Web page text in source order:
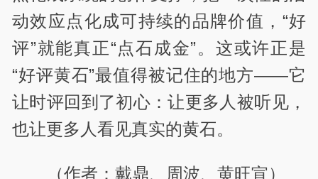
动效应点化成可持续的品牌价值，“好
评”就能真正“点石成金”。这或许正是
“好评黄石”最值得被记住的地方——它
让时评回到了初心：让更多人被听见，
也让更多人看见真实的黄石。
（作者：戴鼎、周波、黄旺宣）